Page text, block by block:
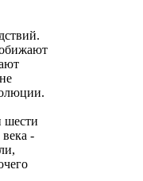
шести
-